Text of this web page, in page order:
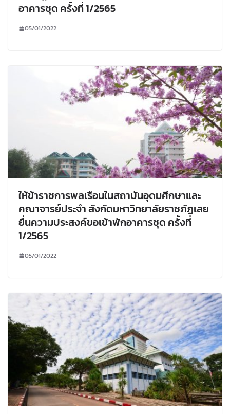
อาคารชุด ครั้งที่ 1/2565
05/01/2022
ให้ข้าราชการพลเรือนในสถาบันอุดมศึกษาและ
คณาจารย์ประจำ สังกัดมหาวิทยาลัยราชภัฏเลย
ยื่นความประสงค์ขอเข้าพักอาคารชุด ครั้งที่
1/2565
05/01/2022